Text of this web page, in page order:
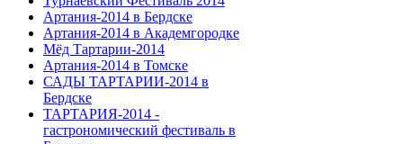
Артания-2014 в Бердске
Артания-2014 в Академгородке
Мёд Тартарии-2014
Артания-2014 в Томске
САДЫ ТАРТАРИИ-2014 в
Бердске
ТАРТАРИЯ-2014 -
гастрономический фестиваль в